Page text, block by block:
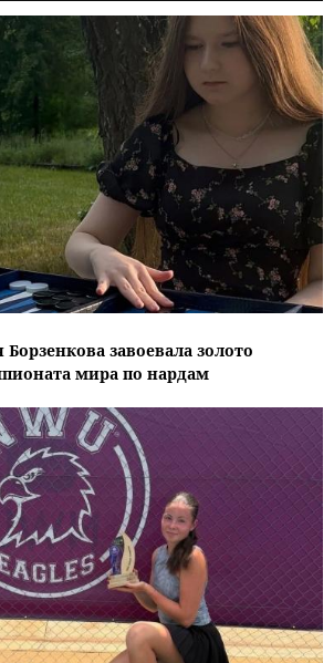
завоевала золото
мира по нардам